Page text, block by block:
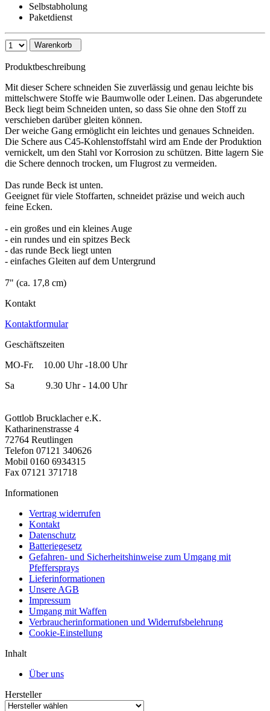
Selbstabholung
Paketdienst
Warenkorb
Produktbeschreibung
Mit dieser Schere schneiden Sie zuverlässig und genau leichte bis
mittelschwere Stoffe wie Baumwolle oder Leinen. Das abgerundete
Beck liegt beim Schneiden unten, so dass Sie ohne den Stoff zu
verschieben darüber gleiten können.
Der weiche Gang ermöglicht ein leichtes und genaues Schneiden.
Die Schere aus C45-Kohlenstoffstahl wird am Ende der Produktion
vernickelt, um den Stahl vor Korrosion zu schützen. Bitte lagern Sie
die Schere dennoch trocken, um Flugrost zu vermeiden.
Das runde Beck ist unten.
Geeignet für viele Stoffarten, schneidet präzise und weich auch
feine Ecken.
- ein großes und ein kleines Auge
- ein rundes und ein spitzes Beck
- das runde Beck liegt unten
- einfaches Gleiten auf dem Untergrund
7" (ca. 17,8 cm)
Kontakt
Kontaktformular
Geschäftszeiten
MO-Fr. 10.00 Uhr -18.00 Uhr
Sa 9.30 Uhr - 14.00 Uhr
Gottlob Brucklacher e.K.
Katharinenstrasse 4
72764 Reutlingen
Telefon 07121 340626
Mobil 0160 6934315
Fax 07121 371718
Informationen
Vertrag widerrufen
Kontakt
Datenschutz
Batteriegesetz
Gefahren- und Sicherheitshinweise zum Umgang mit
Pfeffersprays
Lieferinformationen
Unsere AGB
Impressum
Umgang mit Waffen
Verbraucherinformationen und Widerrufsbelehrung
Cookie-Einstellung
Inhalt
Über uns
Hersteller